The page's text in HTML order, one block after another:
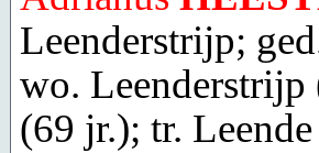
Leenderstrijp;
wo.
(69 jr.); tr. Leende